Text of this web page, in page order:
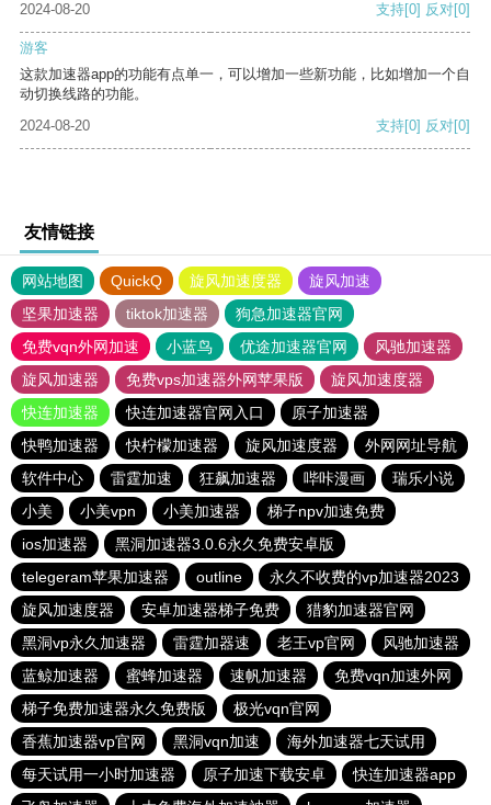
2024-08-20 支持[0] 反对[0]
游客
这款加速器app的功能有点单一，可以增加一些新功能，比如增加一个自
动切换线路的功能。
2024-08-20
支持[0] 反对[0]
友情链接
网站地图 QuickQ 旋风加速度器
旋风加速
坚果加速器
tiktok加速器
狗急加速器官网
免费vqn外网加速
小蓝鸟 优途加速器官网
风驰加速器
旋风加速器
免费vps加速器外网苹果版
旋风加速度器
快连加速器
快连加速器官网入口
原子加速器
快鸭加速器
快柠檬加速器 旋风加速度器
外网网址导航
软件中心
雷霆加速 狂飙加速器 哔咔漫画
瑞乐小说
小美
小美vpn 小美加速器
梯子npv加速免费
ios加速器
黑洞加速器3.0.6永久免费安卓版
telegeram苹果加速器
outline
永久不收费的vp加速器2023
旋风加速度器
安卓加速器梯子免费
猎豹加速器官网
黑洞vp永久加速器
雷霆加器速 老王vp官网
风驰加速器
蓝鲸加速器
蜜蜂加速器 速帆加速器
免费vqn加速外网
梯子免费加速器永久免费版
极光vqn官网
香蕉加速器vp官网
黑洞vqn加速
海外加速器七天试用
每天试用一小时加速器
原子加速下载安卓
快连加速器app